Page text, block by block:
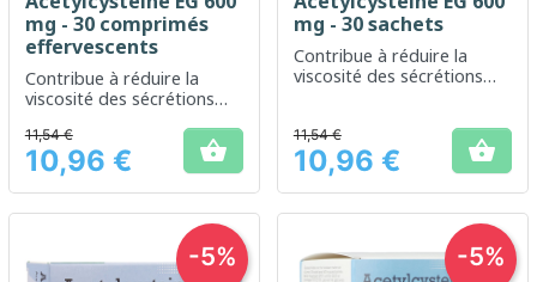
mg - 30 comprimés
effervescents
Contribue à réduire la
viscosité des sécrétions
évacuation
Prix
11,54 €
10,96 € 
mg - 30 sachets
Contribue à réduire la
viscosité des sécrétions
Prix
11,54 €
10,96 € 
-5% -5%